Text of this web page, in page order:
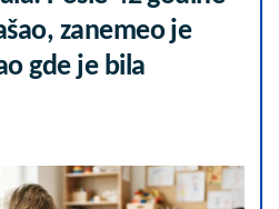
zanemeo je
gde je bila